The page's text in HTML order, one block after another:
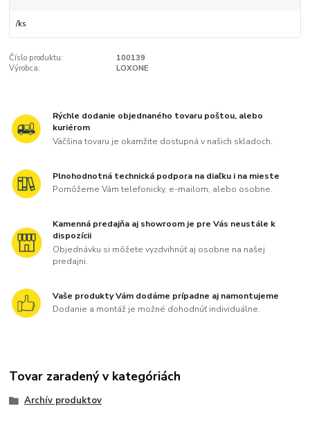
/ks
Číslo produktu:
100139
Výrobca:
LOXONE
Rýchle dodanie objednaného tovaru poštou, alebo
kuriérom
Väčšina tovaru je okamžite dostupná v našich skladoch.
Plnohodnotná technická podpora na diaľku i na mieste
Pomôžeme Vám telefonicky, e-mailom, alebo osobne.
Kamenná predajňa aj showroom je pre Vás neustále k
dispozícii
Objednávku si môžete vyzdvihnúť aj osobne na našej
predajni.
Vaše produkty Vám dodáme prípadne aj namontujeme
Dodanie a montáž je možné dohodnúť individuálne.
Tovar zaradený v kategóriách
Archív produktov